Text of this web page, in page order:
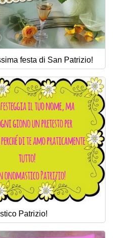
festa di San Patrizio!
Patrizio!